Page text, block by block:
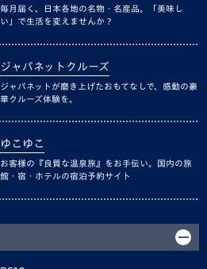
毎月届く、日本各地の名物・名産品。「美味し
い」で生活を変えませんか？
ジャパネットクルーズ
ジャパネットが磨き上げたおもてなしで、感動の豪
華クルーズ体験を。
ゆこゆこ
お客様の『良質な温泉旅』をお手伝い。国内の旅
館・宿・ホテルの宿泊予約サイト